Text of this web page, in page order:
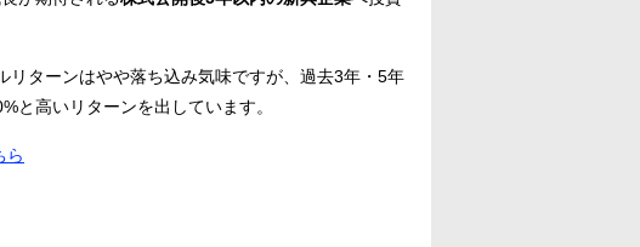
リターンはやや落ち込み気味ですが、過去3年・5年
と高いリターンを出しています。
ら